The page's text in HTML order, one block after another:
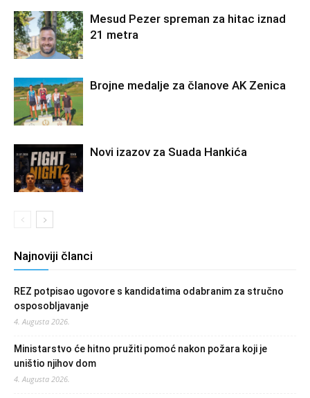
Mesud Pezer spreman za hitac iznad
21 metra
Brojne medalje za članove AK Zenica
Novi izazov za Suada Hankića
Najnoviji članci
REZ potpisao ugovore s kandidatima odabranim za stručno
osposobljavanje
4. Augusta 2026.
Ministarstvo će hitno pružiti pomoć nakon požara koji je
uništio njihov dom
4. Augusta 2026.